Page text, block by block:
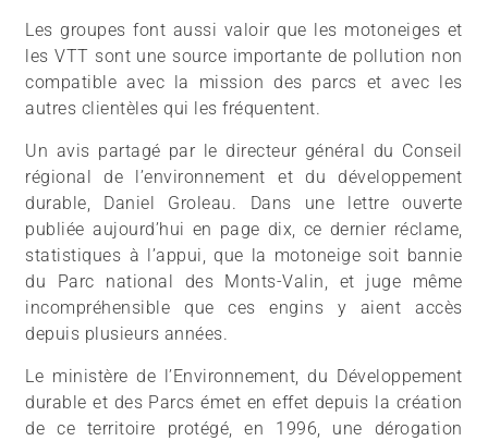
Les groupes font aussi valoir que les motoneiges et
les VTT sont une source importante de pollution non
compatible avec la mission des parcs et avec les
autres clientèles qui les fréquentent.
Un avis partagé par le directeur général du Conseil
régional de l’environnement et du développement
durable, Daniel Groleau. Dans une lettre ouverte
publiée aujourd’hui en page dix, ce dernier réclame,
statistiques à l’appui, que la motoneige soit bannie
du Parc national des Monts-Valin, et juge même
incompréhensible que ces engins y aient accès
depuis plusieurs années.
Le ministère de l’Environnement, du Développement
durable et des Parcs émet en effet depuis la création
de ce territoire protégé, en 1996, une dérogation